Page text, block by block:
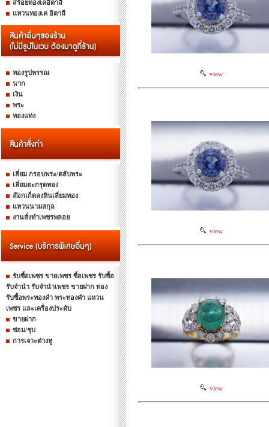
สร้อยทองเคอิตาลี
แหวนทองเค อิตาลี
ทองรูปพรรณ
นาก
เงิน
พระ
ทองแท่ง
เลี่ยม กรอบพระ/ตลับพระ
เลี่ยมตะกรุดทอง
ล๊อกเก็ตลงหินเลี่ยมทอง
แหวนนามสกุล
งานสั่งทำเพชรพลอย
รับซื้อเพชร ขายเพชร ซื้อเพชร รับซื้อ
รับจำนำ รับจำนำเพชร ขายฝาก ทอง
รับซื้อพระทองคำ พระทองคำ แหวน
เพชร และเครื่องประดับ
ขายฝาก
ซ่อม/ชุบ
การเจาะต่างหู
view
view
view